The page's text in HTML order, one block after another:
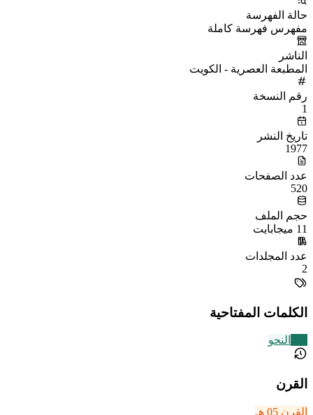
حالة الفهرسة
مفهرس فهرسة كاملة
الناشر
المطبعة العصرية - الكويت
رقم النسخة
1
تاريخ النشر
1977
عدد الصفحات
520
حجم الملف
11 ميجابايت
عدد المجلدات
2
الكلمات المفتاحية
النحو
القرن
القرن 05 هـ